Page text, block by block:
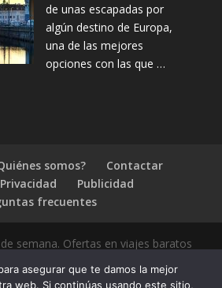
de unas escapadas por
algún destino de Europa,
una de las mejores
opciones con las que …
somos?
Contactar
Publicidad
frecuentes
semana. Ofertas en viajes baratos
asegurar que te damos la mejor
web. Si continúas usando este sitio,